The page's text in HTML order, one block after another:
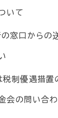
いて
からの送
優遇措置の
会の問い合